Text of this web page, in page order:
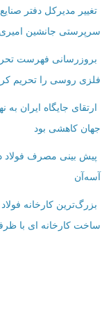
تغییر مدیرکل دفتر
سرپرستی جانشین
بروزرسانی فهرست
فلزی روسی را تحریم
ارتقای جایگاه ایران به
جهان کاهشی بود
آسه‌آن
بزرگ‌ترین کارخانه
ساخت کارخانه ای با ظرفیت ۲۴ میلیون تن فولاد